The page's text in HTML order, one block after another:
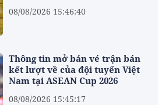
08/08/2026 15:46:40
Thông tin mở bán vé trận bán
kết lượt về của đội tuyển Việt
Nam tại ASEAN Cup 2026
08/08/2026 15:45:17